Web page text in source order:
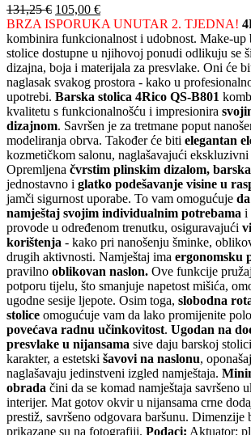
131,25€ Izvorna
cijena
bila
je:
131,25 €.
105,00 €Trenutna
cijena
je:
105,00 €.
BRZA ISPORUKA UNUTAR 2. TJEDNA!
kombinira funkcionalnost i udobnost. Make-up
stolice dostupne u njihovoj ponudi odlikuju se
dizajna, boja i materijala za presvlake. Oni će
naglasak svakog prostora - kako u
upotrebi. Barska stolica 4Rico QS-B801
kvalitetu s funkcionalnošću i impresionira
dizajnom. Savršen je za tretmane poput
modeliranja obrva. Također će biti elegantan
kozmetičkom salonu, naglašavajući
Opremljena čvrstim plinskim dizalom, barska
jednostavno i glatko podešavanje visine u
jamči sigurnost uporabe. To vam omogućuje
namještaj svojim individualnim potrebama i
provode u određenom trenutku, osiguravajući
korištenja - kako pri nanošenju šminke,
drugih aktivnosti. Namještaj ima ergonomsku
pravilno oblikovan naslon. Ove funkcije
potporu tijelu, što smanjuje napetost mišića,
ugodne sesije ljepote. Osim toga, slobodna
stolice omogućuje vam da lako promijenite
povećava radnu učinkovitost. Ugodan na
presvlake u nijansama sive daju barskoj
karakter, a estetski šavovi na naslonu,
naglašavaju jedinstveni izgled namještaja.
obrada čini da se komad namještaja savršeno
interijer. Mat gotov okvir u nijansama crne
prestiž, savršeno odgovara baršunu. Dimenzije
prikazane su na fotografiji. Podaci: Aktuator: